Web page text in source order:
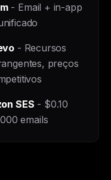
- Email + in-app
- Recursos
preços
SES - $0.10
emails